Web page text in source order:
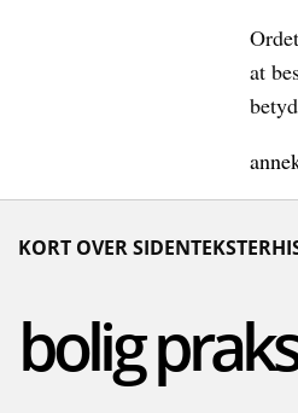
at
bolig
KORT OVER SIDENTEKSTER